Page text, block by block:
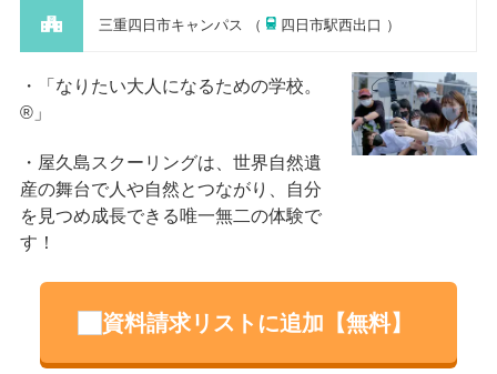
三重四日市キャンパス （ 四日市駅西出口 ）
「なりたい大人になるための学校。
®」
屋久島スクーリングは、世界自然遺
産の舞台で人や自然とつながり、自分
を見つめ成長できる唯一無二の体験で
す！
資料請求リストに追加【無料】